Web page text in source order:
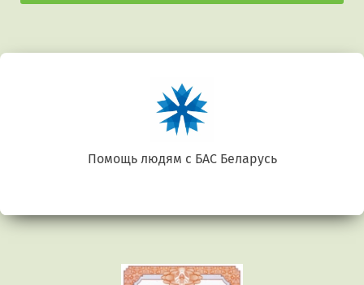
Беларусь. Gluten free
Предыдущий